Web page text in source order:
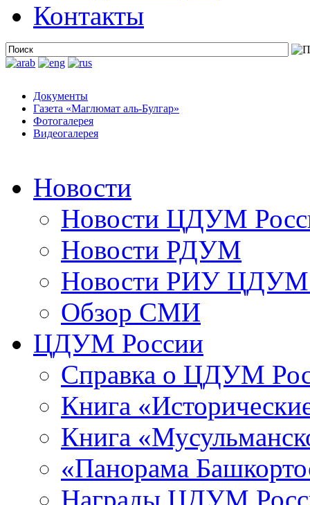
Контакты
Документы
Газета «Маглюмат аль-Булгар»
Фотогалерея
Видеогалерея
Новости
Новости ЦДУМ
Новости РДУМ
Новости РИУ ЦДУМ
Обзор СМИ
ЦДУМ России
Справка о ЦДУМ
Книга
Книга
«Панорама